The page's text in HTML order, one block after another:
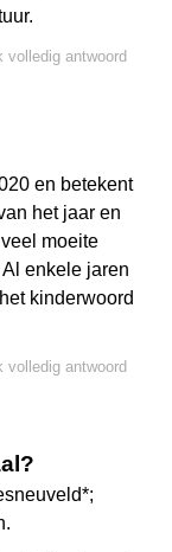
volledig antwoord
en betekent
het jaar en
moeite
enkele jaren
kinderwoord
volledig antwoord